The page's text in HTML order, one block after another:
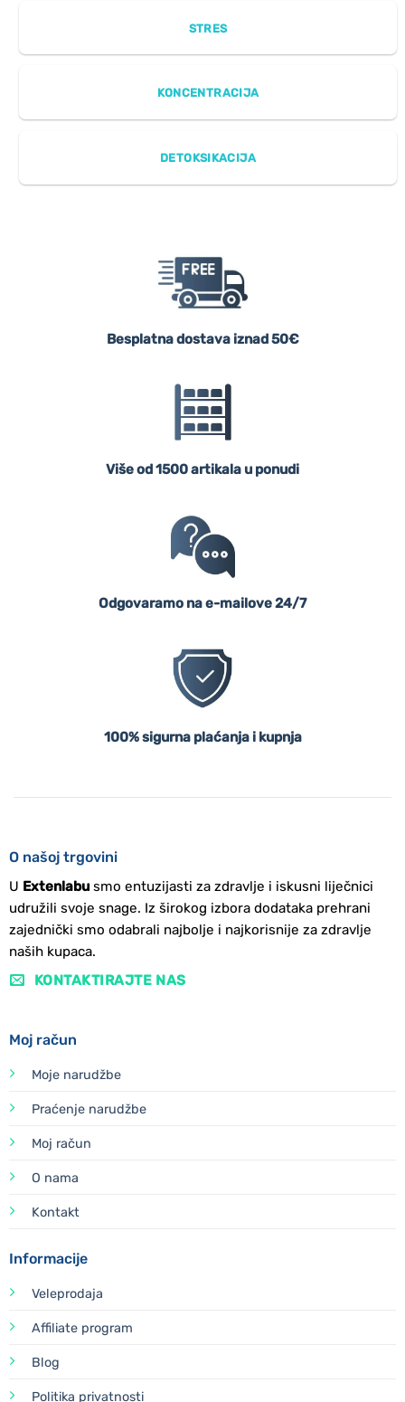
STRES
KONCENTRACIJA
DETOKSIKACIJA
Besplatna dostava iznad 50€
Više od 1500 artikala u ponudi
Odgovaramo na e-mailove 24/7
100% sigurna plaćanja i kupnja
O našoj trgovini
U Extenlabusmo entuzijasti za zdravlje i iskusni liječnici
udružili svoje snage. Iz širokog izbora dodataka prehrani
zajednički smo odabrali najbolje i najkorisnije za zdravlje
naših kupaca.
KONTAKTIRAJTE NAS
Moj račun
Moje narudžbe
Praćenje narudžbe
Moj račun
O nama
Kontakt
Informacije
Veleprodaja
Affiliate program
Blog
Politika privatnosti